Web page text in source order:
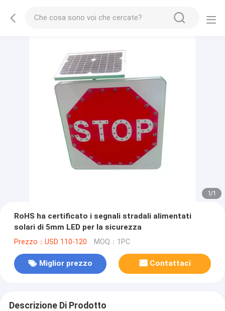
1/1
RoHS ha certificato i segnali stradali alimentati
solari di 5mm LED per la sicurezza
Prezzo：USD 110-120 MOQ：1PC
Miglior prezzo Contattaci
Descrizione Di Prodotto